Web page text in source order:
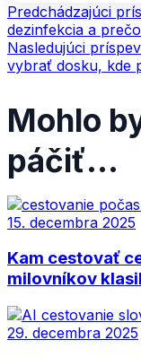
Navigácia
v
článku
Predchádzajúci
dezinfekcia a
Nasledujúci
vybrať dosku, kde
Mohlo
páčiť...
15. decembra 2025
Kam cestovať
milovníkov
29. decembra 2025